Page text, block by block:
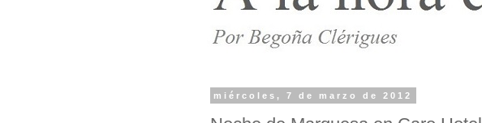
miércoles, 7 de marzo de 2012